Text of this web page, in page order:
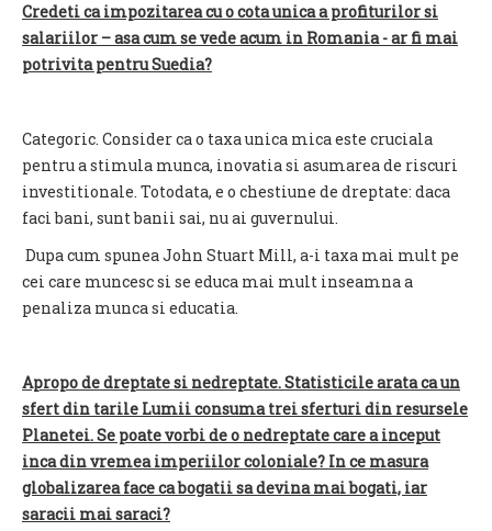
Credeti ca impozitarea cu o cota unica a profiturilor si
salariilor – asa cum se vede acum in Romania - ar fi mai
potrivita pentru Suedia?
Categoric. Consider ca o taxa unica mica este cruciala
pentru a stimula munca, inovatia si asumarea de riscuri
investitionale. Totodata, e o chestiune de dreptate: daca
faci bani, sunt banii sai, nu ai guvernului.
Dupa cum spunea John Stuart Mill, a-i taxa mai mult pe
cei care muncesc si se educa mai mult inseamna a
penaliza munca si educatia.
Apropo de dreptate si nedreptate. Statisticile arata ca un
sfert din tarile Lumii consuma trei sferturi din resursele
Planetei. Se poate vorbi de o nedreptate care a inceput
inca din vremea imperiilor coloniale? In ce masura
globalizarea face ca bogatii sa devina mai bogati, iar
saracii mai saraci?